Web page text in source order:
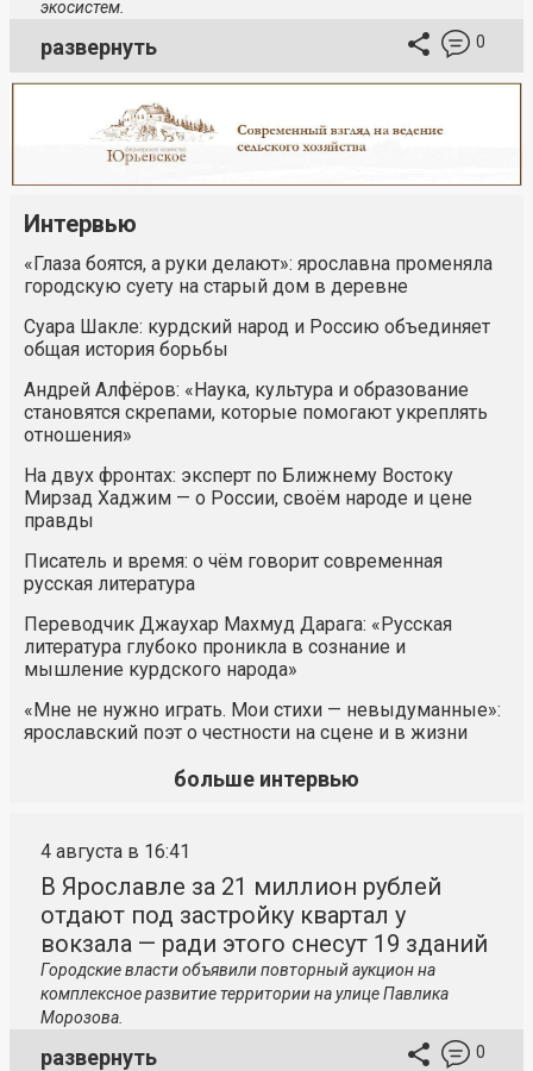
экосистем.
развернуть 0
Интервью
«Глаза боятся, а руки делают»: ярославна променяла
городскую суету на старый дом в деревне
Суара Шакле: курдский народ и Россию объединяет
общая история борьбы
Андрей Алфёров: «Наука, культура и образование
становятся скрепами, которые помогают укреплять
отношения»
На двух фронтах: эксперт по Ближнему Востоку
Мирзад Хаджим — о России, своём народе и цене
правды
Писатель и время: о чём говорит современная
русская литература
Переводчик Джаухар Махмуд Дарага: «Русская
литература глубоко проникла в сознание и
мышление курдского народа»
«Мне не нужно играть. Мои стихи — невыдуманные»:
ярославский поэт о честности на сцене и в жизни
больше интервью
4 августа в 16:41
В Ярославле за 21 миллион рублей
отдают под застройку квартал у
вокзала — ради этого снесут 19 зданий
Городские власти объявили повторный аукцион на
комплексное развитие территории на улице Павлика
Морозова.
развернуть 0